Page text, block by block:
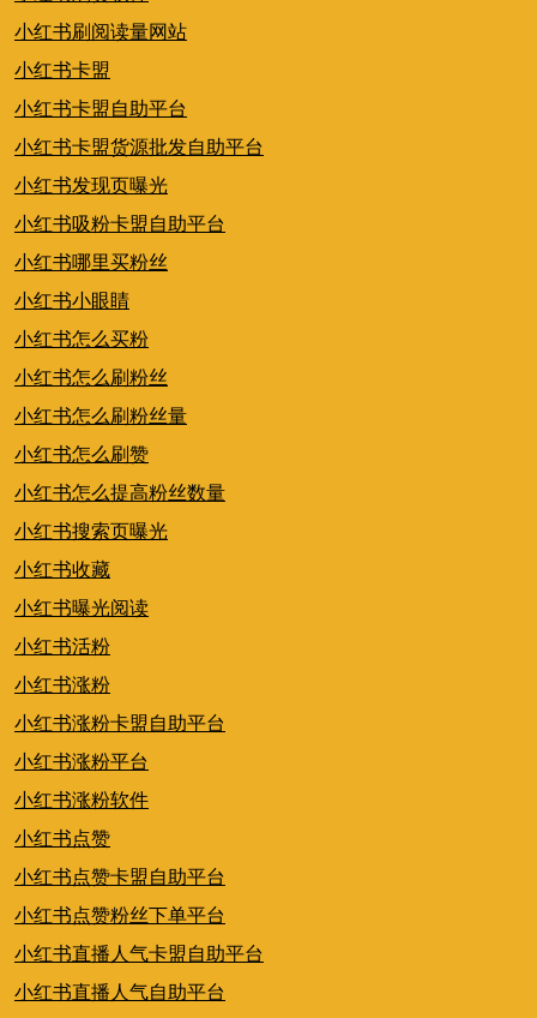
小红书刷阅读量网站
小红书卡盟
小红书卡盟自助平台
小红书卡盟货源批发自助平台
小红书发现页曝光
小红书吸粉卡盟自助平台
小红书哪里买粉丝
小红书小眼睛
小红书怎么买粉
小红书怎么刷粉丝
小红书怎么刷粉丝量
小红书怎么刷赞
小红书怎么提高粉丝数量
小红书搜索页曝光
小红书收藏
小红书曝光阅读
小红书活粉
小红书涨粉
小红书涨粉卡盟自助平台
小红书涨粉平台
小红书涨粉软件
小红书点赞
小红书点赞卡盟自助平台
小红书点赞粉丝下单平台
小红书直播人气卡盟自助平台
小红书直播人气自助平台